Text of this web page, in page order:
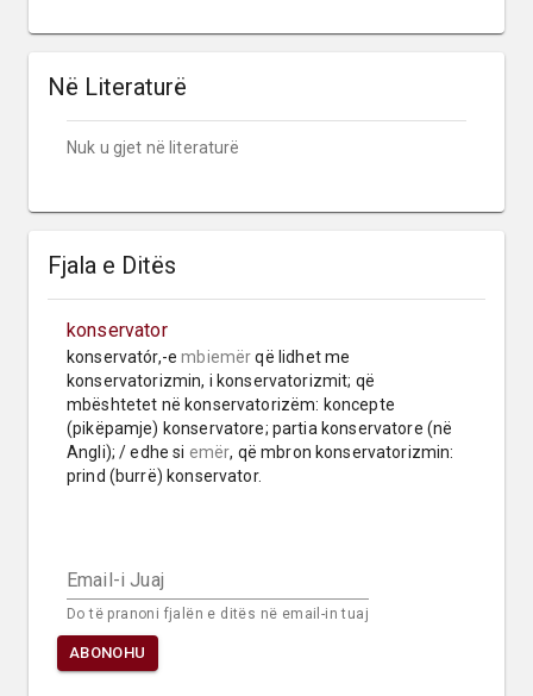
Në Literaturë
Nuk u gjet në literaturë
Fjala e Ditës
konservator
konservatór,-e mbiemër që lidhet me
konservatorizmin, i konservatorizmit; që
mbështetet në konservatorizëm: koncepte
(pikëpamje) konservatore; partia konservatore (në
Angli); / edhe si emër, që mbron konservatorizmin:
prind (burrë) konservator.
Email-i Juaj
Do të pranoni fjalën e ditës në email-in tuaj
ABONOHU